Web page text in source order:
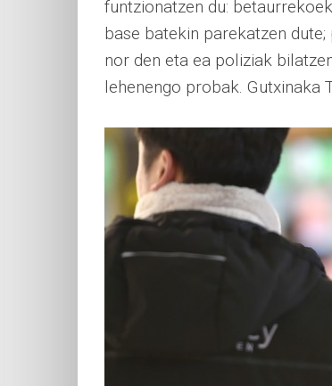
funtzionatzen du:
base batekin parekatzen
nor den eta ea poliziak
lehenengo probak. Gutxinaka